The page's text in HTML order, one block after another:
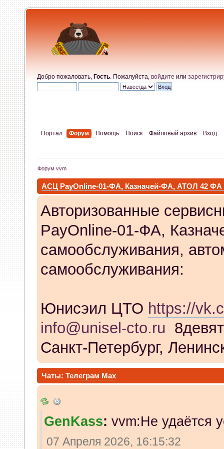
Добро пожаловать, Гость . Пожалуйста, войдите или
Портал Форум Помощь Поиск Файловый архив Вход
Форум vvm
АСЦ PayOnline-01-ФА, Казначей-ФА, АТОЛ 42 ФА
Авторизованные
PayOnline-01-ФА,
самообслуживания,
самообслуживания:
Юнисэил ЦТО https://
info@unisel-cto.ru
Санкт-Петербург,
Чаты:Телеграм Max
GenKass: vvm:Не удаётся
07 Апреля 2026, 16:15:32